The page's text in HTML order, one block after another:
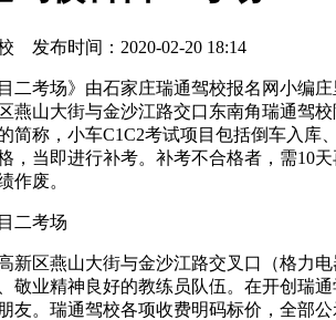
发布时间：2020-02-20 18:14
二考场》由石家庄瑞通驾校报名网小编
燕山大街与金沙江路交口东南角瑞通驾
简称，小车C1C2考试项目包括倒车入
，当即进行补考。补考不合格者，需10
作废。
新区燕山大街与金沙江路交叉口（格力
敬业精神良好的教练员队伍。在开创瑞
友。瑞通驾校各项收费明码标价，全部